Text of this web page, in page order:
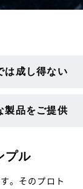
は成し得ない
製品をご提供
プル
。そのプロト